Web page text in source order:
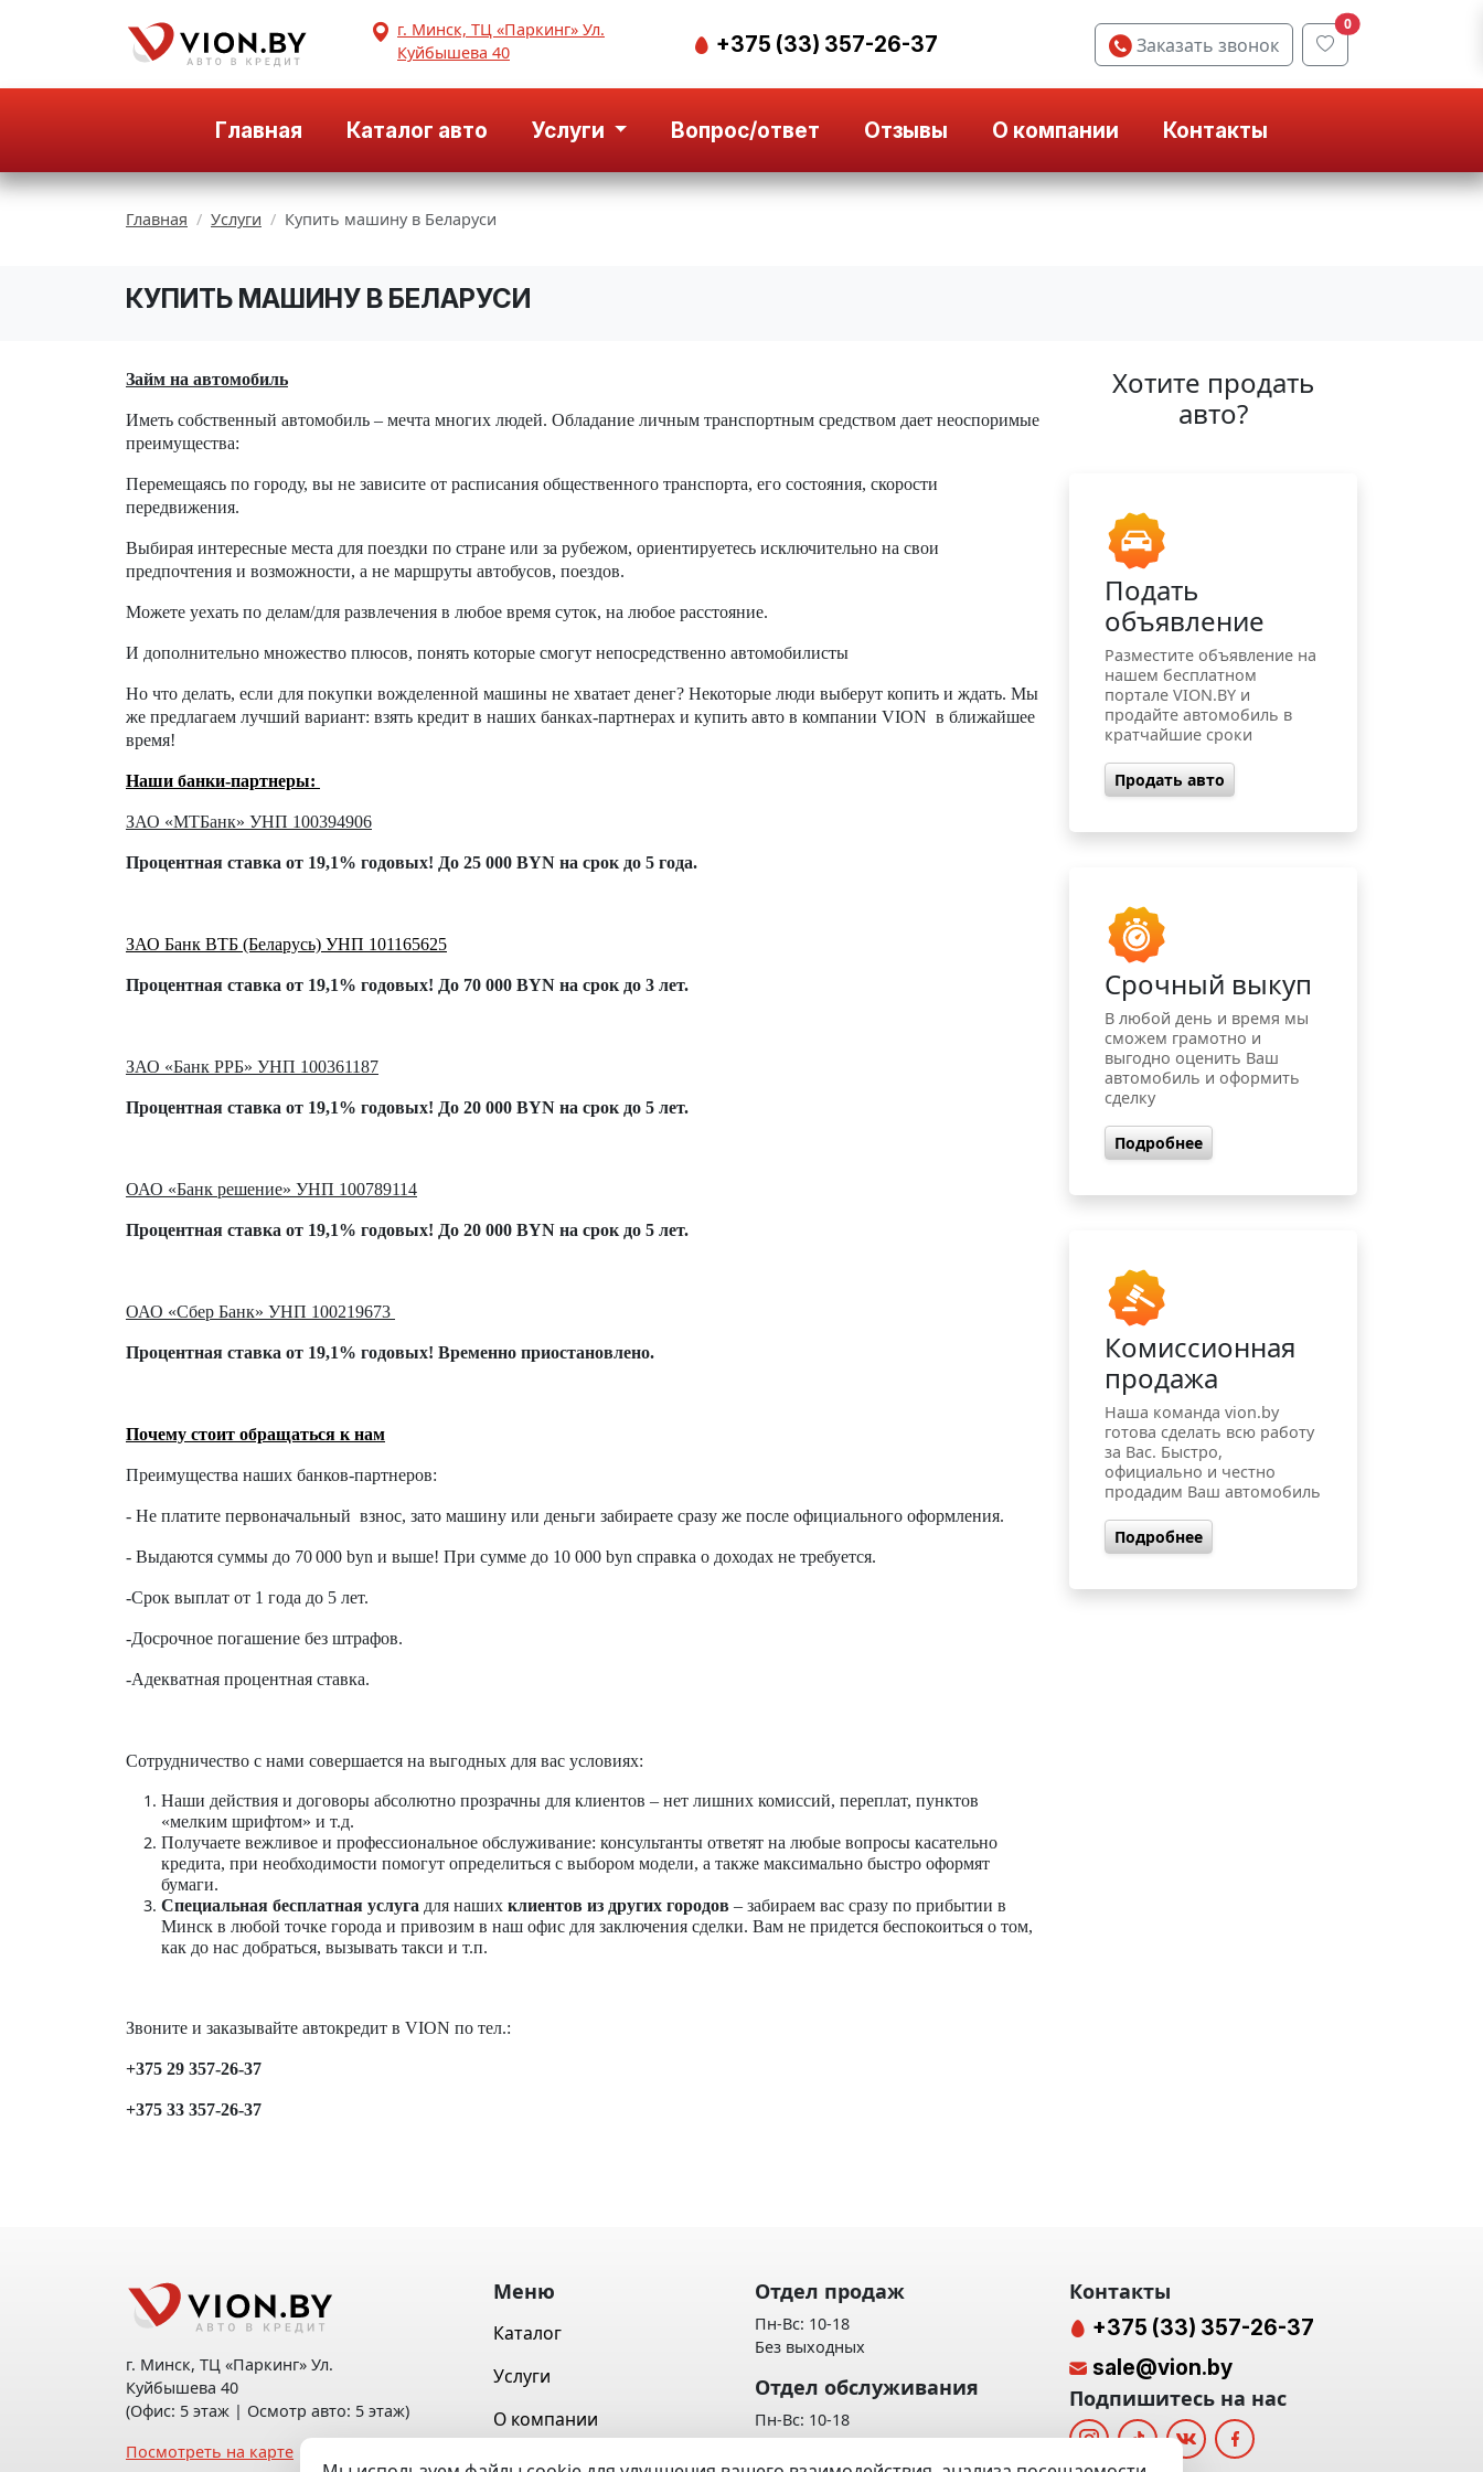
г. Минск, ТЦ «Паркинг» Ул.
Куйбышева 40
+375 (33) 357-26-37 Заказать звонок
0
Главная Каталог авто Услуги Вопрос/ответ Отзывы О компании Контакты
Главная Услуги Купить машину в Беларуси
КУПИТЬ МАШИНУ В БЕЛАРУСИ
Займ на автомобиль
Иметь собственный автомобиль – мечта многих людей. Обладание личным транспортным средством дает неоспоримые
преимущества:
Перемещаясь по городу, вы не зависите от расписания общественного транспорта, его состояния, скорости
передвижения.
Выбирая интересные места для поездки по стране или за рубежом, ориентируетесь исключительно на свои
предпочтения и возможности, а не маршруты автобусов, поездов.
Можете уехать по делам/для развлечения в любое время суток, на любое расстояние.
И дополнительно множество плюсов, понять которые смогут непосредственно автомобилисты
Но что делать, если для покупки вожделенной машины не хватает денег? Некоторые люди выберут копить и ждать. Мы
же предлагаем лучший вариант: взять кредит в наших банках-партнерах и купить авто в компании VION в ближайшее
время!
Наши банки-партнеры:
ЗАО «МТБанк» УНП 100394906
Процентная ставка от 19,1% годовых! До 25 000 BYN на срок до 5 года.
ЗАО Банк ВТБ (Беларусь) УНП 101165625
Процентная ставка от 19,1% годовых! До 70 000 BYN на срок до 3 лет.
ЗАО «Банк РРБ» УНП 100361187
Процентная ставка от 19,1% годовых! До 20 000 BYN на срок до 5 лет.
ОАО «Банк решение» УНП 100789114
Процентная ставка от 19,1% годовых! До 20 000 BYN на срок до 5 лет.
ОАО «Сбер Банк» УНП 100219673
Процентная ставка от 19,1% годовых! Временно приостановлено.
Почему стоит обращаться к нам
Преимущества наших банков-партнеров:
- Не платите первоначальный взнос, зато машину или деньги забираете сразу же после официального оформления.
- Выдаются суммы до 70 000 byn и выше! При сумме до 10 000 byn справка о доходах не требуется.
-Срок выплат от 1 года до 5 лет.
-Досрочное погашение без штрафов.
-Адекватная процентная ставка.
Сотрудничество с нами совершается на выгодных для вас условиях:
Наши действия и договоры абсолютно прозрачны для клиентов – нет лишних комиссий, переплат, пунктов
«мелким шрифтом» и т.д.
Получаете вежливое и профессиональное обслуживание: консультанты ответят на любые вопросы касательно
кредита, при необходимости помогут определиться с выбором модели, а также максимально быстро оформят
бумаги.
Специальная бесплатная услуга для наших клиентов из других городов – забираем вас сразу по прибытии в
Минск в любой точке города и привозим в наш офис для заключения сделки. Вам не придется беспокоиться о том,
как до нас добраться, вызывать такси и т.п.
Звоните и заказывайте автокредит в VION по тел.:
+375 29 357-26-37
+375 33 357-26-37
Хотите продать
авто?
Подать
объявление
Разместите объявление на
нашем бесплатном
портале VION.BY и
продайте автомобиль в
кратчайшие сроки
Продать авто
Срочный выкуп
В любой день и время мы
сможем грамотно и
выгодно оценить Ваш
автомобиль и оформить
сделку
Подробнее
Комиссионная
продажа
Наша команда vion.by
готова сделать всю работу
за Вас. Быстро,
официально и честно
продадим Ваш автомобиль
Подробнее
г. Минск, ТЦ «Паркинг» Ул.
Куйбышева 40
(Офис: 5 этаж | Осмотр авто: 5 этаж)
Посмотреть на карте
Меню
Каталог
Услуги
О компании
Контакты
Отдел продаж
Пн-Вс: 10-18
Без выходных
Отдел обслуживания
Пн-Вс: 10-18
Без выходных
Контакты
+375 (33) 357-26-37
sale@vion.by
Подпишитесь на нас